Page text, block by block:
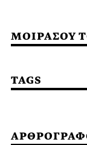
ΜΟΙΡΑΣΟΥ
TAGS